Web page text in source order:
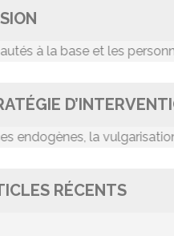
la base et les personnes
la vulgarisation
RÉCENTS